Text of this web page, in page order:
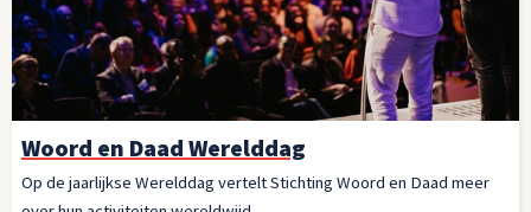
Woord en Daad Werelddag
Op de jaarlijkse Werelddag vertelt Stichting Woord en Daad meer